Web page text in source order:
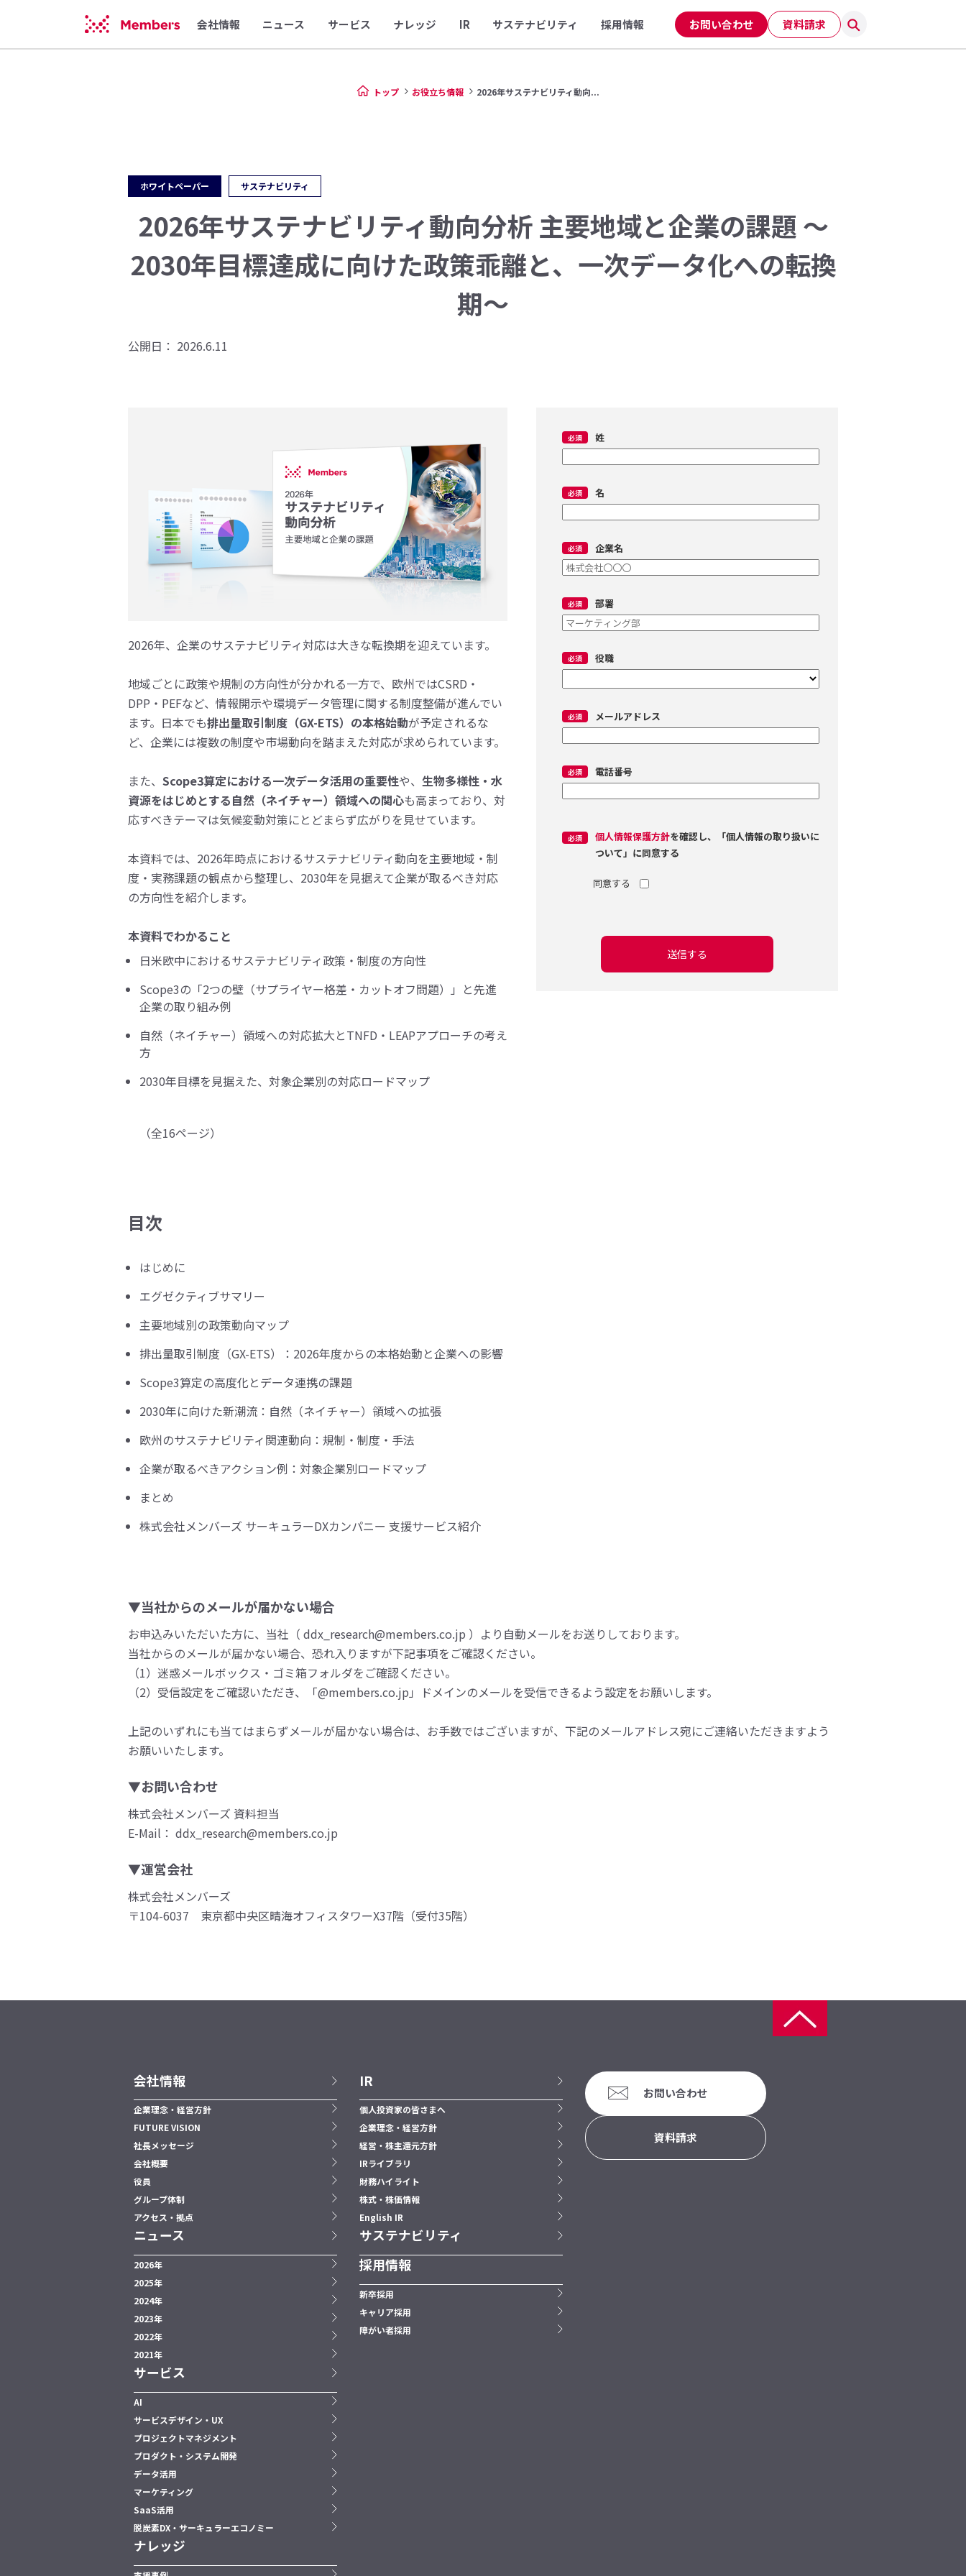
会社情報 ニュース サービス ナレッジ IR サステナビリティ 採用情報 お問い合わせ 資料請求
トップ お役立ち情報 2026年サステナビリティ動向...
ホワイトペーパー サステナビリティ
2026年サステナビリティ動向分析 主要地域と企業の課題 〜
2030年⽬標達成に向けた政策乖離と、⼀次データ化への転換
期〜
公開日： 2026.6.11
2026年、企業のサステナビリティ対応は大きな転換期を迎えています。
地域ごとに政策や規制の方向性が分かれる一方で、欧州ではCSRD・
DPP・PEFなど、情報開示や環境データ管理に関する制度整備が進んでい
ます。日本でも排出量取引制度（GX-ETS）の本格始動が予定されるな
ど、企業には複数の制度や市場動向を踏まえた対応が求められています。
また、 Scope3算定における一次データ活用の重要性や、 生物多様性・水
資源をはじめとする自然（ネイチャー）領域への関心も高まっており、対
応すべきテーマは気候変動対策にとどまらず広がりを見せています。
本資料では、2026年時点におけるサステナビリティ動向を主要地域・制
度・実務課題の観点から整理し、2030年を見据えて企業が取るべき対応
の方向性を紹介します。
本資料でわかること
日米欧中におけるサステナビリティ政策・制度の方向性
Scope3の「2つの壁（サプライヤー格差・カットオフ問題）」と先進
企業の取り組み例
自然（ネイチャー）領域への対応拡大とTNFD・LEAPアプローチの考え
方
2030年目標を見据えた、対象企業別の対応ロードマップ
（全16ページ）
目次
はじめに
エグゼクティブサマリー
主要地域別の政策動向マップ
排出量取引制度（GX-ETS）：2026年度からの本格始動と企業への影響
Scope3算定の高度化とデータ連携の課題
2030年に向けた新潮流：自然（ネイチャー）領域への拡張
欧州のサステナビリティ関連動向：規制・制度・手法
企業が取るべきアクション例：対象企業別ロードマップ
まとめ
株式会社メンバーズ サーキュラーDXカンパニー 支援サービス紹介
姓
名
企業名
部署
役職
メールアドレス
電話番号
個人情報保護方針を確認し、「個人情報の取り扱いに
ついて」に同意する
送信する
▼当社からのメールが届かない場合
お申込みいただいた方に、当社（ ddx_research@members.co.jp ）より自動メールをお送りしております。
当社からのメールが届かない場合、恐れ入りますが下記事項をご確認ください。
（1）迷惑メールボックス・ゴミ箱フォルダをご確認ください。
（2）受信設定をご確認いただき、「@members.co.jp」ドメインのメールを受信できるよう設定をお願いします。
上記のいずれにも当てはまらずメールが届かない場合は、お手数ではございますが、下記のメールアドレス宛にご連絡いただきますよう
お願いいたします。
▼お問い合わせ
株式会社メンバーズ 資料担当
E-Mail： ddx_research@members.co.jp
▼運営会社
株式会社メンバーズ
〒104-6037 東京都中央区晴海オフィスタワーX37階（受付35階）
会社情報
企業理念・経営方針
FUTURE VISION
社長メッセージ
会社概要
役員
グループ体制
アクセス・拠点
ニュース
2026年
2025年
2024年
2023年
2022年
2021年
サービス
AI
サービスデザイン・UX
プロジェクトマネジメント
プロダクト・システム開発
データ活用
マーケティング
SaaS活用
脱炭素DX・サーキュラーエコノミー
ナレッジ
IR
個人投資家の皆さまへ
企業理念・経営方針
経営・株主還元方針
IRライブラリ
財務ハイライト
株式・株価情報
English IR
サステナビリティ
採用情報
新卒採用
キャリア採用
障がい者採用
お問い合わせ
資料請求